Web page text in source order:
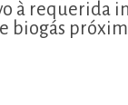
à requerida
biogás